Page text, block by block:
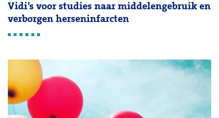
Vidi’s voor studies naar middelengebruik en
verborgen herseninfarcten